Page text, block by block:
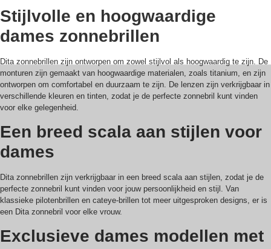
Stijlvolle en hoogwaardige
dames zonnebrillen
Dita zonnebrillen zijn ontworpen om zowel stijlvol als hoogwaardig te zijn. De
monturen zijn gemaakt van hoogwaardige materialen, zoals titanium, en zijn
ontworpen om comfortabel en duurzaam te zijn. De lenzen zijn verkrijgbaar in
verschillende kleuren en tinten, zodat je de perfecte zonnebril kunt vinden
voor elke gelegenheid.
Een breed scala aan stijlen voor
dames
Dita zonnebrillen zijn verkrijgbaar in een breed scala aan stijlen, zodat je de
perfecte zonnebril kunt vinden voor jouw persoonlijkheid en stijl. Van
klassieke pilotenbrillen en cateye-brillen tot meer uitgesproken designs, er is
een Dita zonnebril voor elke vrouw.
Exclusieve dames modellen met